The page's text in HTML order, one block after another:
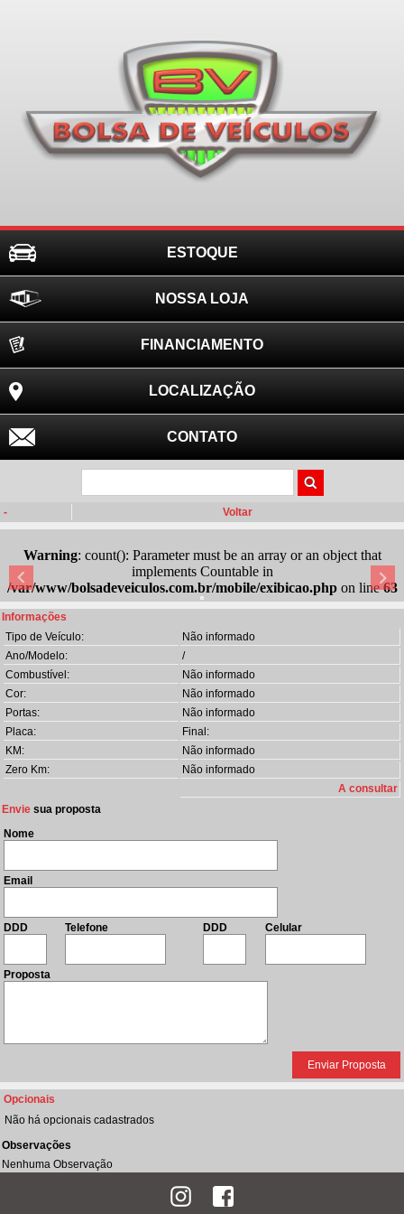
ESTOQUE
NOSSA LOJA
FINANCIAMENTO
LOCALIZAÇÃO
CONTATO
- Voltar
Warning: count(): Parameter must be an array or an object that
implements Countable in
/var/www/bolsadeveiculos.com.br/mobile/exibicao.phpon line63
Informações
Tipo de Veículo:
Não informado
Ano/Modelo:
/
Combustível:
Não informado
Cor:
Não informado
Portas:
Não informado
Placa:
Final:
KM:
Não informado
Zero Km:
Não informado
A consultar
Envie sua proposta
Nome
Email
DDD Telefone DDD Celular
Proposta
Opcionais
Não há opcionais cadastrados
Observações
Nenhuma Observação